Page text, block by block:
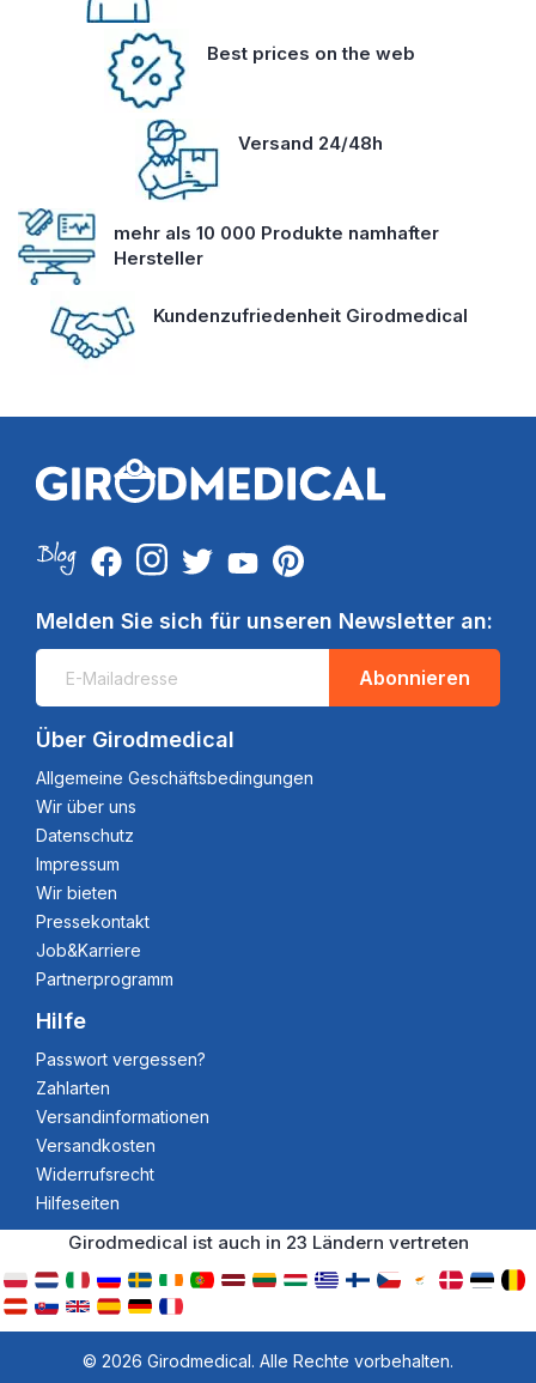
Best prices on the web
Versand 24/48h
mehr als 10 000 Produkte namhafter
Hersteller
Kundenzufriedenheit Girodmedical
Melden Sie sich für unseren Newsletter an:
Abonnieren
Über Girodmedical
Allgemeine Geschäftsbedingungen
Wir über uns
Datenschutz
Impressum
Wir bieten
Pressekontakt
Job&Karriere
Partnerprogramm
Hilfe
Passwort vergessen?
Zahlarten
Versandinformationen
Versandkosten
Widerrufsrecht
Hilfeseiten
Girodmedical ist auch in 23 Ländern vertreten
© 2026 Girodmedical. Alle Rechte vorbehalten.